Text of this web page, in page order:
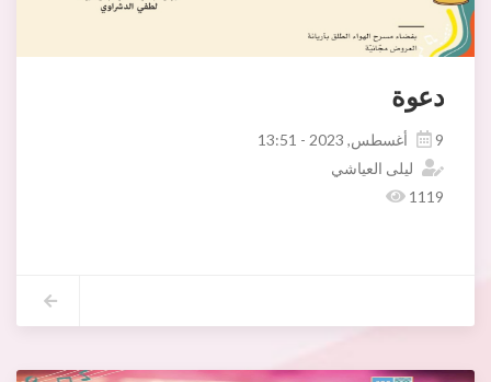
دعوة
9 أغسطس, 2023 - 13:51
ليلى العياشي
1119